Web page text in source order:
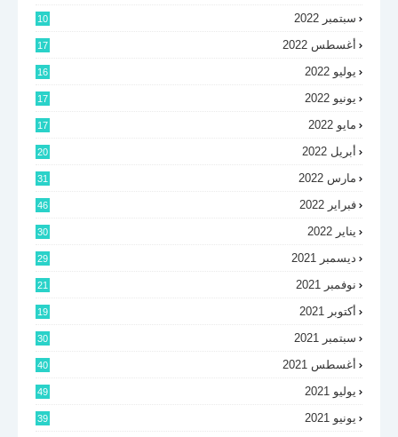
سبتمبر 2022 10
أغسطس 2022 17
يوليو 2022 16
يونيو 2022 17
مايو 2022 17
أبريل 2022 20
مارس 2022 31
فبراير 2022 46
يناير 2022 30
ديسمبر 2021 29
نوفمبر 2021 21
أكتوبر 2021 19
سبتمبر 2021 30
أغسطس 2021 40
يوليو 2021 49
يونيو 2021 39